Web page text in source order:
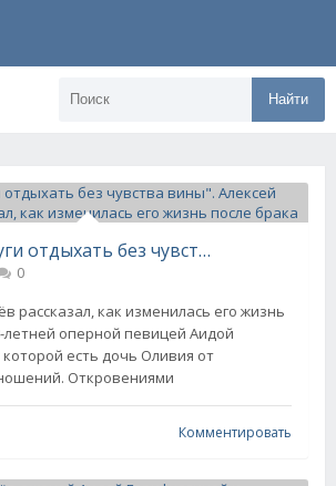
Найти
"Учусь у супруги отдыхать без чувства вины". Алексей Воробьёв рассказал, как изменилась его жизнь после брака
0
рассказал, как изменилась его жизнь
летней оперной певицей Аидой
есть дочь Оливия от
Откровениями
Комментировать